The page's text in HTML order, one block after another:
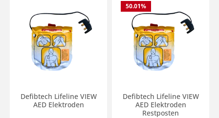
Defibtech Lifeline VIEW
AED Elektroden
50.01%
Defibtech Lifeline VIEW
AED Elektroden
Restposten